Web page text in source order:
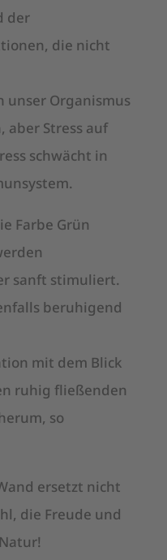
der
die nicht
unser Organismus
aber Stress auf
schwächt in
Farbe Grün
sanft stimuliert.
beruhigend
mit dem Blick
ruhig fließenden
so
ersetzt nicht
die Freude und